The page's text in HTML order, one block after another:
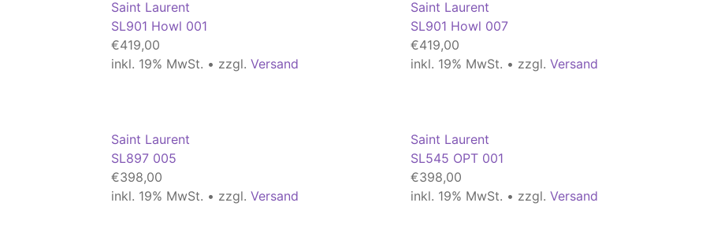
Saint Laurent
SL901 Howl 001
€419,00
inkl. 19% MwSt. • zzgl. Versand
Saint Laurent
SL901 Howl 007
€419,00
inkl. 19% MwSt. • zzgl. Versand
Saint Laurent
SL897 005
€398,00
inkl. 19% MwSt. • zzgl. Versand
Saint Laurent
SL545 OPT 001
€398,00
inkl. 19% MwSt. • zzgl. Versand